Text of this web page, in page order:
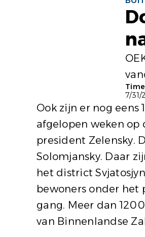
7/31/
Ook zijn er nog
afgelopen weken op
president Zelensky.
Solomjansky. Daar
het district
bewoners onder het
gang. Meer dan
van Binnenlandse